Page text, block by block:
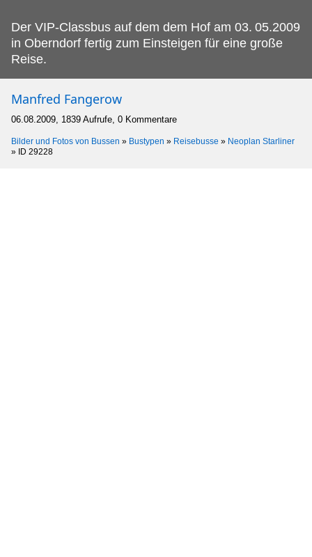
Der VIP-Classbus auf dem dem Hof am 03. 05.2009
in Oberndorf fertig zum Einsteigen für eine große
Reise.
Manfred Fangerow
06.08.2009, 1839 Aufrufe, 0 Kommentare
Bilder und Fotos von Bussen » Bustypen » Reisebusse » Neoplan Starliner
» ID 29228